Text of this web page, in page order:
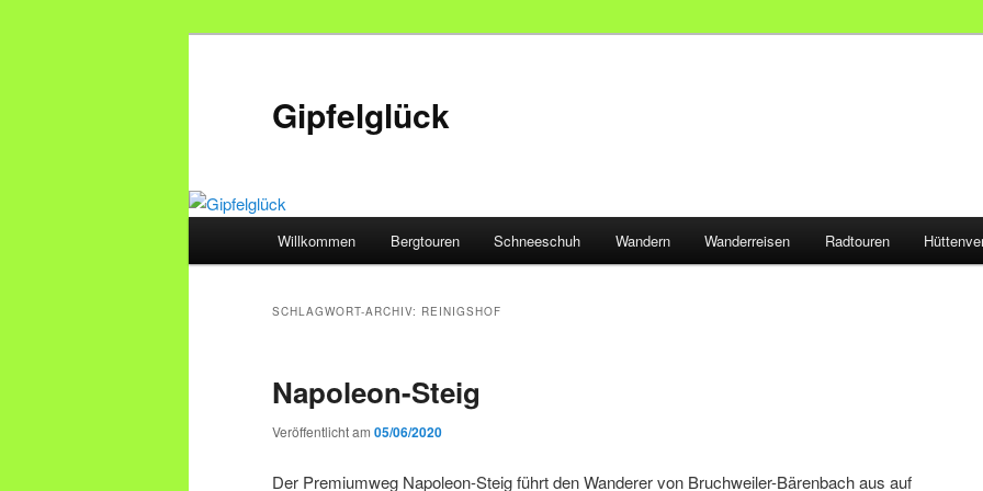
Gipfelglück
Willkommen Bergtouren Schneeschuh Wandern Wanderreisen Radtouren
SCHLAGWORT-ARCHIV: REINIGSHOF
Napoleon-Steig
Veröffentlicht am 05/06/2020
Der Premiumweg Napoleon-Steig führt den Wanderer von Bruchweiler-Bärenbach aus auf